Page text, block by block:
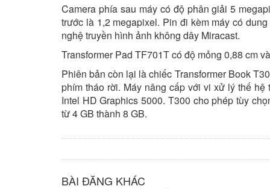
Camera phía sau máy có độ phân giải 5
trước là 1,2 megapixel. Pin đi kèm máy có
nghệ truyền hình ảnh không dây Miracast.
Transformer Pad TF701T có độ mỏng 0,88 cm
Phiên bản còn lại là chiếc Transformer Book
phím tháo rời. Máy nâng cấp với vi xử lý thế
Intel HD Graphics 5000. T300 cho phép tùy
từ 4 GB thành 8 GB.
BÀI ĐĂNG KHÁC